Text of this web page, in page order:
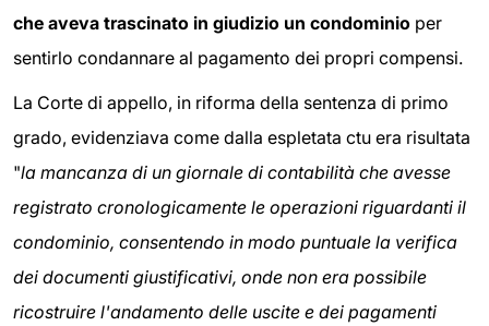
che aveva trascinato in giudizio un condominio per
sentirlo condannare al pagamento dei propri compensi.
La Corte di appello, in riforma della sentenza di primo
grado, evidenziava come dalla espletata ctu era risultata
"la mancanza di un giornale di contabilità che avesse
registrato cronologicamente le operazioni riguardanti il
condominio, consentendo in modo puntuale la verifica
dei documenti giustificativi, onde non era possibile
ricostruire l'andamento delle uscite e dei pagamenti